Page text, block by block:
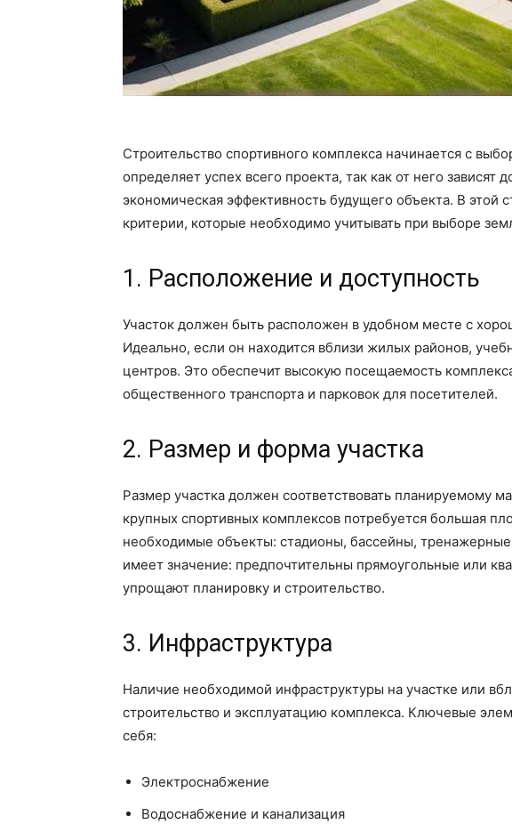
Строительство спортивного комплекса начинается с
определяет успех всего проекта, так как от него зависят
экономическая эффективность будущего объекта. В этой
критерии, которые необходимо учитывать при выборе
1. Расположение и доступность
Участок должен быть расположен в удобном месте с
Идеально, если он находится вблизи жилых районов,
центров. Это обеспечит высокую посещаемость
общественного транспорта и парковок для посетителей.
2. Размер и форма участка
Размер участка должен соответствовать планируемому
крупных спортивных комплексов потребуется большая
необходимые объекты: стадионы, бассейны,
имеет значение: предпочтительны прямоугольные или
упрощают планировку и строительство.
3. Инфраструктура
Наличие необходимой инфраструктуры на участке или
строительство и эксплуатацию комплекса. Ключевые
себя:
Электроснабжение
Водоснабжение и канализация